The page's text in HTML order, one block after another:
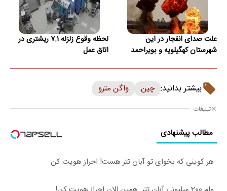
علت صدای انفجار در این
شهرستان کهگیلویه و بویراحمد
لحظه وقوع زلزله ۷.۱ ریشتری در
اتاق عمل
بیشتر بدانید: چین واگن مترو
تبلیغات
مطالب پیشنهادی
هر کوینی که بخوای تو آبان تتر هست! احراز هویت کن